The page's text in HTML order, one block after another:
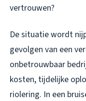
vertrouwen?
De situatie wordt
gevolgen van een
onbetrouwbaar
kosten, tijdelijke
riolering. In een